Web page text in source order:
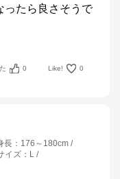
ったら良さそうで
0 Like! 0
長 ： 176～180cm
イズ ： L